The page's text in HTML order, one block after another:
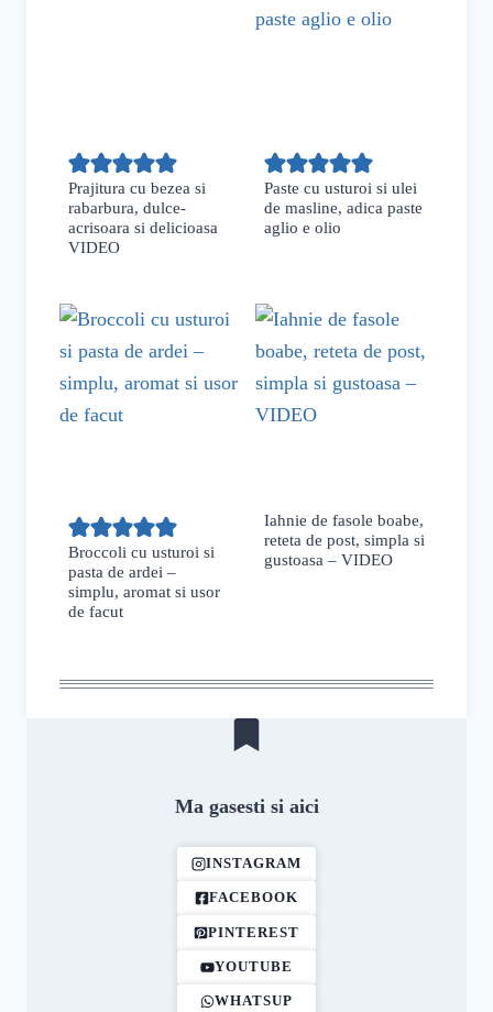
Prajitura cu bezea si
rabarbura, dulce-
acrisoara si delicioasa
VIDEO
Paste cu usturoi si ulei
de masline, adica paste
aglio e olio
Broccoli cu usturoi si
pasta de ardei –
simplu, aromat si usor
de facut
Iahnie de fasole boabe,
reteta de post, simpla si
gustoasa – VIDEO
Ma gasesti si aici
INSTAGRAM
FACEBOOK
PINTEREST
YOUTUBE
WHATSUP